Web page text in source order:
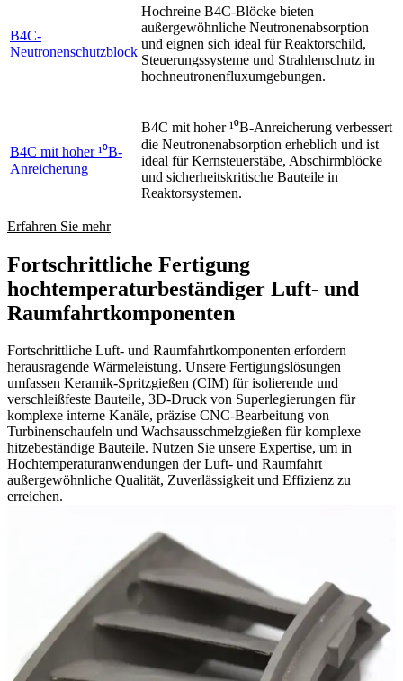
B4C-
Neutronenschutzblock
Hochreine B4C-Blöcke bieten
außergewöhnliche Neutronenabsorption
und eignen sich ideal für Reaktorschild,
Steuerungssysteme und Strahlenschutz in
hochneutronenfluxumgebungen.
B4C mit hoher ¹⁰B-
Anreicherung
B4C mit hoher ¹⁰B-Anreicherung verbessert
die Neutronenabsorption erheblich und ist
ideal für Kernsteuerstäbe, Abschirmblöcke
und sicherheitskritische Bauteile in
Reaktorsystemen.
Erfahren Sie mehr
Fortschrittliche Fertigung
hochtemperaturbeständiger Luft- und
Raumfahrtkomponenten
Fortschrittliche Luft- und Raumfahrtkomponenten erfordern
herausragende Wärmeleistung. Unsere Fertigungslösungen
umfassen Keramik-Spritzgießen (CIM) für isolierende und
verschleißfeste Bauteile, 3D-Druck von Superlegierungen für
komplexe interne Kanäle, präzise CNC-Bearbeitung von
Turbinenschaufeln und Wachsausschmelzgießen für komplexe
hitzebeständige Bauteile. Nutzen Sie unsere Expertise, um in
Hochtemperaturanwendungen der Luft- und Raumfahrt
außergewöhnliche Qualität, Zuverlässigkeit und Effizienz zu
erreichen.